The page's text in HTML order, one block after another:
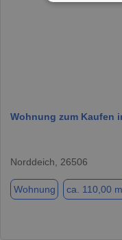
Wohnung zum Kaufen
Norddeich, 26506
Wohnung ca. 110,00